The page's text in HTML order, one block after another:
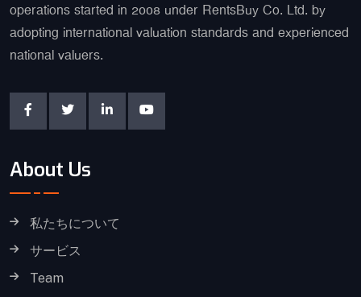
operations started in 2008 under RentsBuy Co. Ltd. by
adopting international valuation standards and experienced
national valuers.
About Us
私たちについて
サービス
Team